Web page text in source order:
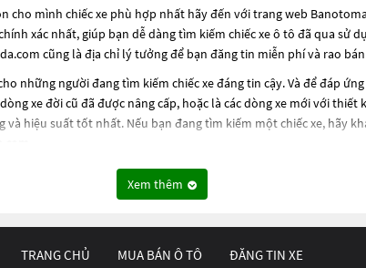
cho mình chiếc xe phù hợp nhất hãy đến với trang web
xác nhất, giúp bạn dễ dàng tìm kiếm chiếc xe ô tô đã qua sử
cũng là địa chỉ lý tưởng để bạn đăng tin miễn phí và rao
những người đang tìm kiếm chiếc xe đáng tin cậy. Và để đáp
xe đời cũ đã được nâng cấp, hoặc là các dòng xe mới với thiết
hiệu suất tốt nhất. Nếu bạn đang tìm kiếm một chiếc xe, hãy
Xem thêm
TRANG CHỦ MUA BÁN Ô TÔ ĐĂNG TIN XE